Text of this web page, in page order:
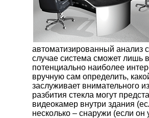
автоматизированный анализ
случае система сможет лишь
потенциально наиболее
вручную сам определить,
заслуживает внимательного
разбития стекла могут
видеокамер внутри здания
несколько – снаружи (если он